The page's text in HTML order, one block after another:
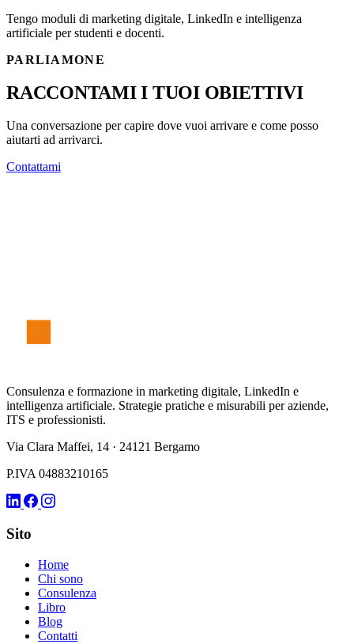
Tengo moduli di marketing digitale, LinkedIn e intelligenza
artificiale per studenti e docenti.
PARLIAMONE
RACCONTAMI I TUOI OBIETTIVI
Una conversazione per capire dove vuoi arrivare e come posso
aiutarti ad arrivarci.
Contattami
Consulenza e formazione in marketing digitale, LinkedIn e
intelligenza artificiale. Strategie pratiche e misurabili per aziende,
ITS e professionisti.
Via Clara Maffei, 14 · 24121 Bergamo
P.IVA 04883210165
Sito
Home
Chi sono
Consulenza
Libro
Blog
Contatti